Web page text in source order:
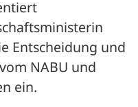
Entscheidung und
NABU und
ein.